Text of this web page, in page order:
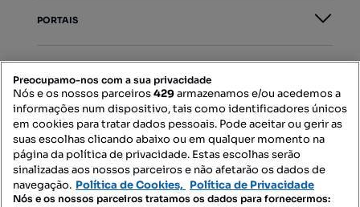
PORTAIS
Contacte-nos
SIGA-NOS:
Preocupamo-nos com a sua privacidade
Nós e os nossos parceiros429armazenamos e/ou acedemos a
informações num dispositivo, tais como identificadores únicos
em cookies para tratar dados pessoais. Pode aceitar ou gerir as
suas escolhas clicando abaixo ou em qualquer momento na
página da política de privacidade. Estas escolhas serão
sinalizadas aos nossos parceiros e não afetarão os dados de
navegação. Política de Cookies, Política de Privacidade
Nós e os nossos parceiros tratamos os dados para fornecermos: